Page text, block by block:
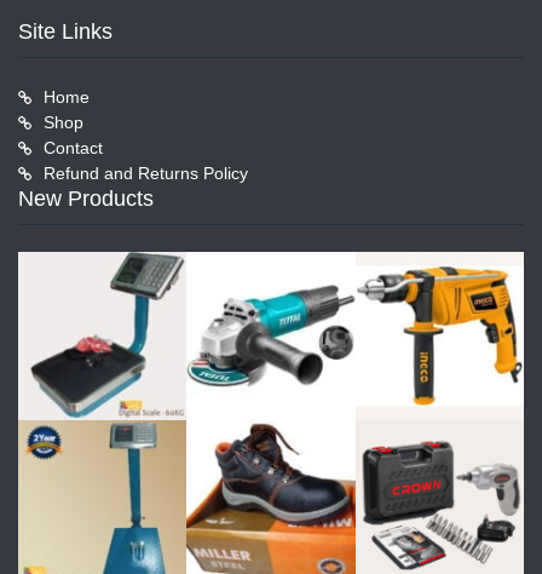
Site Links
Home
Shop
Contact
Refund and Returns Policy
New Products